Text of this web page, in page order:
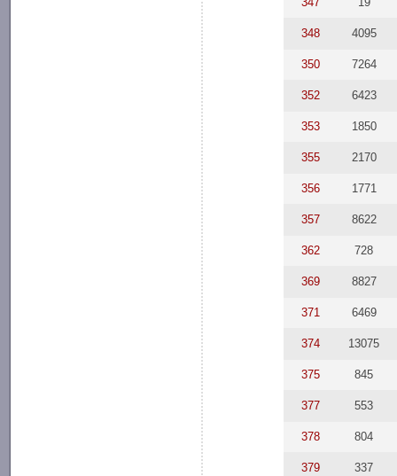
348 4095
350 7264
352 6423
353 1850
355 2170
356 1771
357 8622
362 728
369 8827
371 6469
374 13075
375 845
377 553
378 804
379 337